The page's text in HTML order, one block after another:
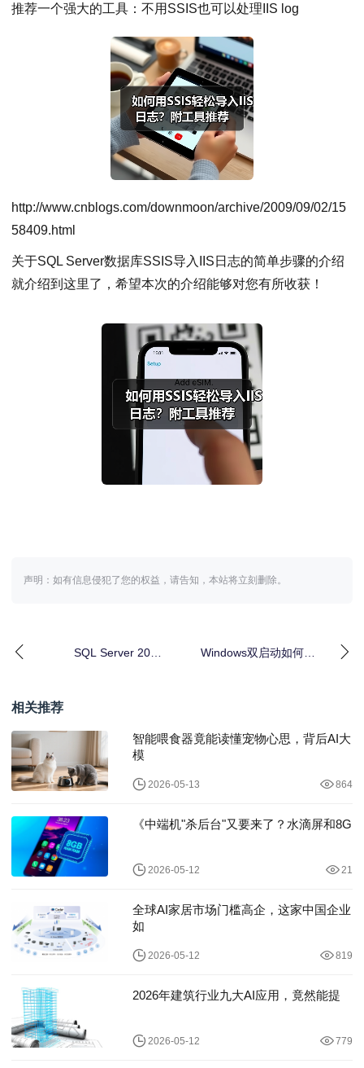
推荐一个强大的工具：不用SSIS也可以处理IIS log
http://www.cnblogs.com/downmoon/archive/2009/09/02/15
58409.html
关于SQL Server数据库SSIS导入IIS日志的简单步骤的介绍
就介绍到这里了，希望本次的介绍能够对您有所收获！
声明：如有信息侵犯了您的权益，请告知，本站将立刻删除。
SQL Server 2008
Windows双启动如何彻
相关推荐
智能喂食器竟能读懂宠物心思，背后AI大
模
2026-05-13 864
《中端机"杀后台"又要来了？水滴屏和8G
2026-05-12 21
全球AI家居市场门槛高企，这家中国企业
如
2026-05-12 819
2026年建筑行业九大AI应用，竟然能提
2026-05-12 779